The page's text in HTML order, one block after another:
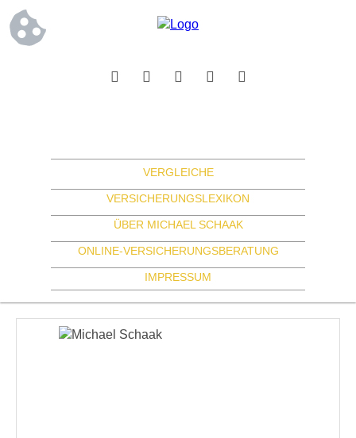
VERGLEICHE
VERSICHERUNGSLEXIKON
ÜBER MICHAEL SCHAAK
ONLINE-VERSICHERUNGSBERATUNG
IMPRESSUM